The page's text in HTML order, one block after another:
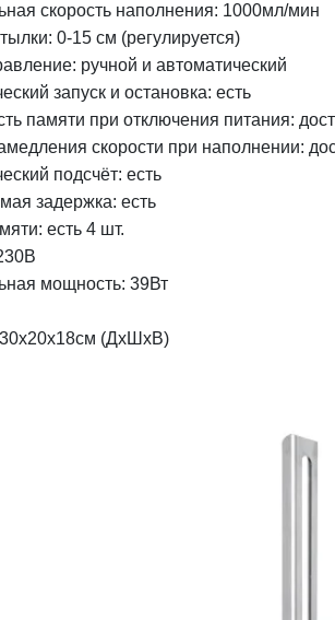
скорость наполнения: 1000мл/мин
0-15 см (регулируется)
ручной и автоматический
запуск и остановка: есть
памяти при отключения питания:
скорости при наполнении:
подсчёт: есть
задержка: есть
есть 4 шт.
мощность: 39Вт
(ДхШхВ)